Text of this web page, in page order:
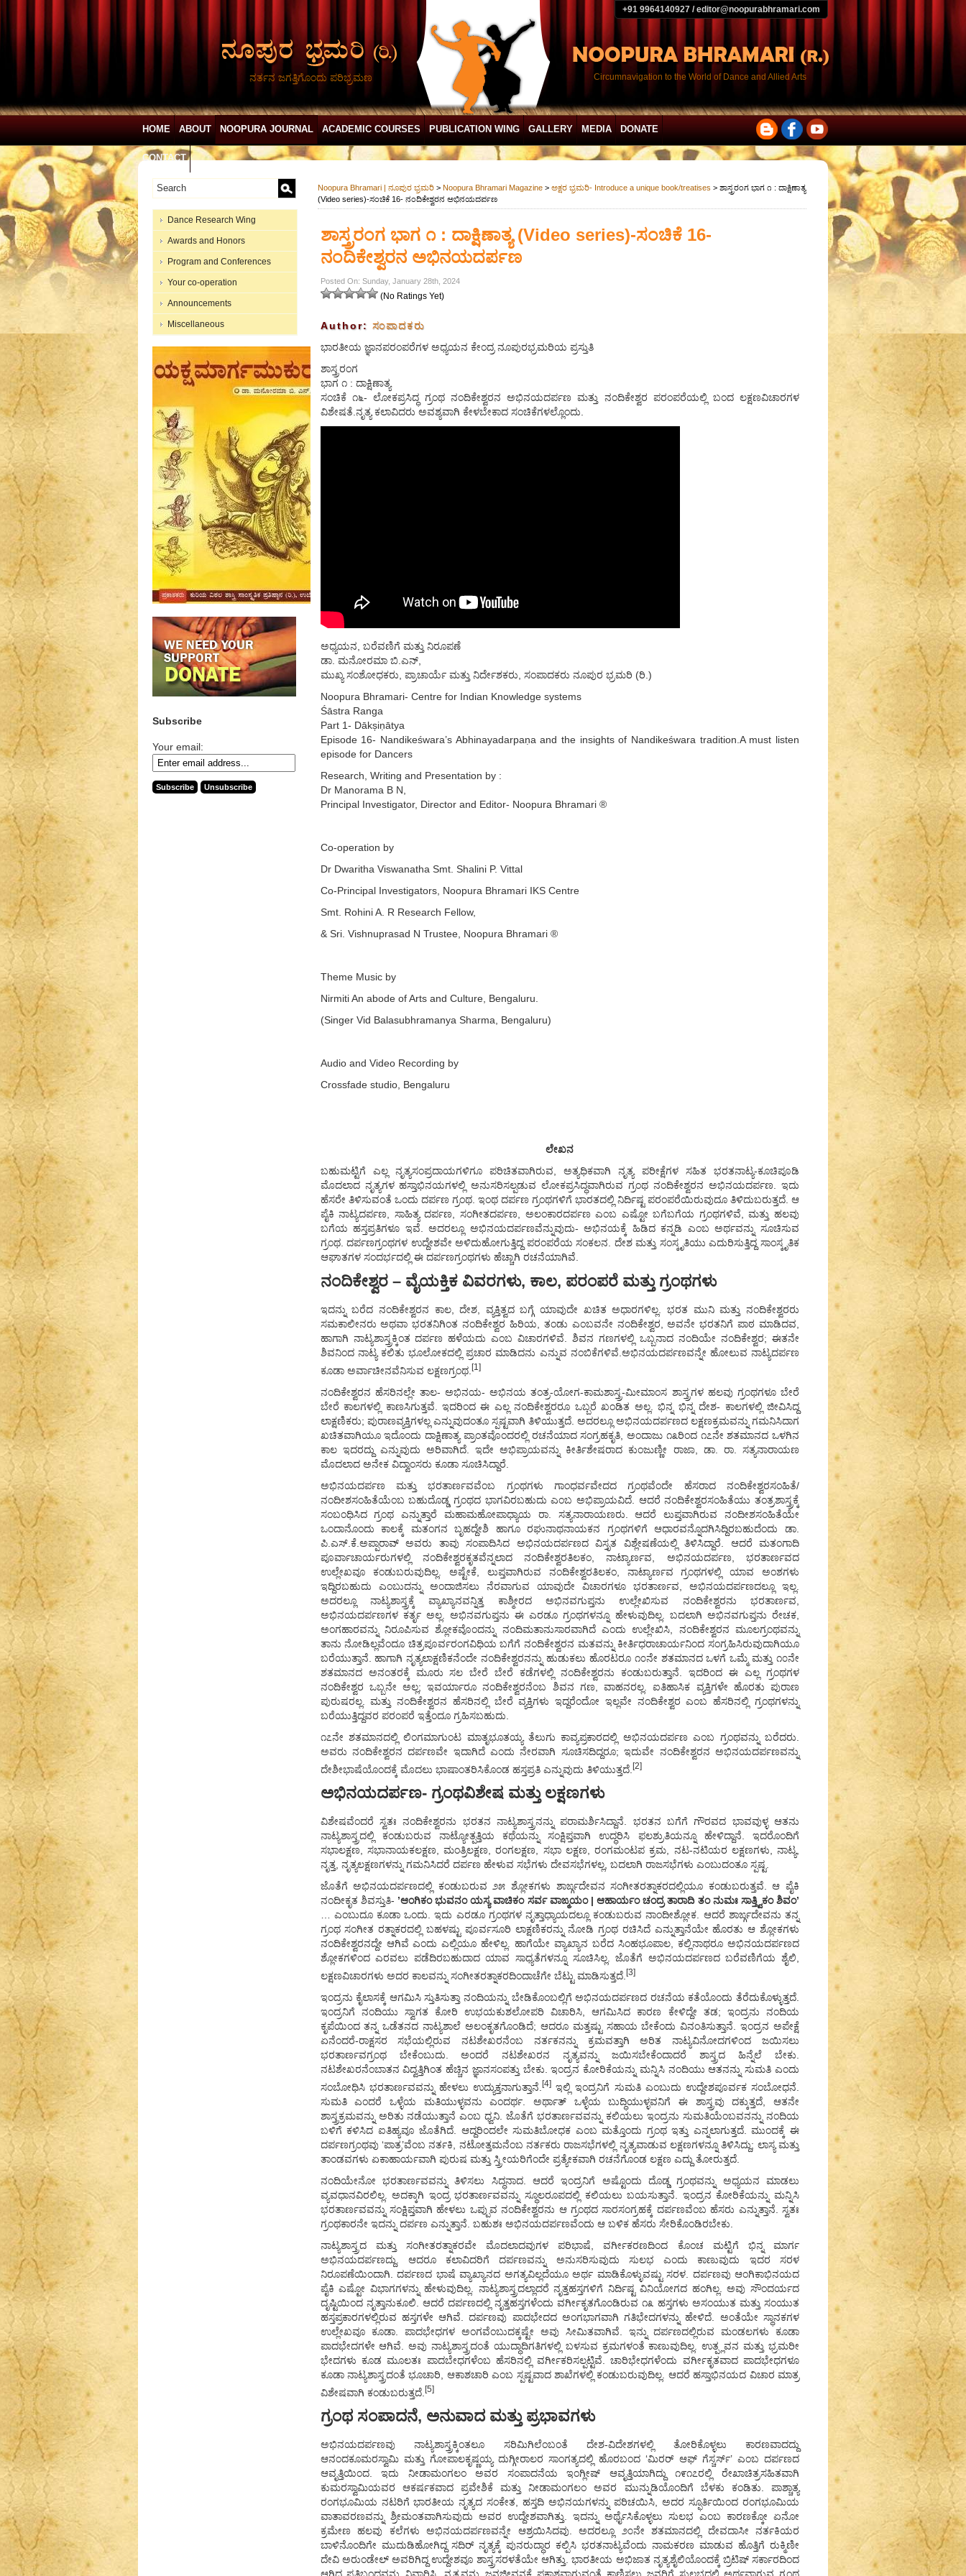
+91 9964140927 / editor@noopurabhramari.com
ನರ್ತನ ಜಗತ್ತಿಗೊಂದು ಪರಿಭ್ರಮಣ Circumnavigation to the World of Dance and Allied Arts
HOME ABOUT NOOPURA JOURNAL ACADEMIC COURSES PUBLICATION WING GALLERY MEDIA DONATE
CONTACT
Dance Research Wing
Awards and Honors
Program and Conferences
Your co-operation
Announcements
Miscellaneous
Subscribe
Your email:
Noopura Bhramari | ನೂಪುರ ಭ್ರಮರಿ > Noopura Bhramari Magazine > ಅಕ್ಷರ ಭ್ರಮರಿ- Introduce a unique book/treatises > ಶಾಸ್ತ್ರರಂಗ ಭಾಗ ೧ : ದಾಕ್ಷಿಣಾತ್ಯ
(Video series)-ಸಂಚಿಕೆ 16- ನಂದಿಕೇಶ್ವರನ ಅಭಿನಯದರ್ಪಣ
ಶಾಸ್ತ್ರರಂಗ ಭಾಗ ೧ : ದಾಕ್ಷಿಣಾತ್ಯ (Video series)-ಸಂಚಿಕೆ 16-
ನಂದಿಕೇಶ್ವರನ ಅಭಿನಯದರ್ಪಣ
Posted On: Sunday, January 28th, 2024
(No Ratings Yet)
Author: ಸಂಪಾದಕರು
ಭಾರತೀಯ ಜ್ಞಾನಪರಂಪರೆಗಳ ಅಧ್ಯಯನ ಕೇಂದ್ರ ನೂಪುರಭ್ರಮರಿಯ ಪ್ರಸ್ತುತಿ
ಶಾಸ್ತ್ರರಂಗ
ಭಾಗ ೧ : ದಾಕ್ಷಿಣಾತ್ಯ
ಸಂಚಿಕೆ ೧೬- ಲೋಕಪ್ರಸಿದ್ಧ ಗ್ರಂಥ ನಂದಿಕೇಶ್ವರನ ಅಭಿನಯದರ್ಪಣ ಮತ್ತು ನಂದಿಕೇಶ್ವರ ಪರಂಪರೆಯಲ್ಲಿ ಬಂದ ಲಕ್ಷಣವಿಚಾರಗಳ
ವಿಶೇಷತೆ.ನೃತ್ಯ ಕಲಾವಿದರು ಅವಶ್ಯವಾಗಿ ಕೇಳಬೇಕಾದ ಸಂಚಿಕೆಗಳಲ್ಲೊಂದು.
ಅಧ್ಯಯನ, ಬರೆವಣಿಗೆ ಮತ್ತು ನಿರೂಪಣೆ
ಡಾ. ಮನೋರಮಾ ಬಿ.ಎನ್,
ಮುಖ್ಯ ಸಂಶೋಧಕರು, ಪ್ರಾಚಾರ್ಯೆ ಮತ್ತು ನಿರ್ದೇಶಕರು, ಸಂಪಾದಕರು ನೂಪುರ ಭ್ರಮರಿ (ರಿ.)
Noopura Bhramari- Centre for Indian Knowledge systems
Śāstra Ranga
Part 1- Dākșiṇātya
Episode 16- Nandikeśwara’s Abhinayadarpaṇa and the insights of Nandikeśwara tradition.A must listen
episode for Dancers
Research, Writing and Presentation by :
Dr Manorama B N,
Principal Investigator, Director and Editor- Noopura Bhramari ®
Co-operation by
Dr Dwaritha Viswanatha Smt. Shalini P. Vittal
Co-Principal Investigators, Noopura Bhramari IKS Centre
Smt. Rohini A. R Research Fellow,
& Sri. Vishnuprasad N Trustee, Noopura Bhramari ®
Theme Music by
Nirmiti An abode of Arts and Culture, Bengaluru.
(Singer Vid Balasubhramanya Sharma, Bengaluru)
Audio and Video Recording by
Crossfade studio, Bengaluru
ಲೇಖನ
ಬಹುಮಟ್ಟಿಗೆ ಎಲ್ಲ ನೃತ್ಯಸಂಪ್ರದಾಯಗಳಿಗೂ ಪರಿಚಿತವಾಗಿರುವ, ಅತ್ಯಧಿಕವಾಗಿ ನೃತ್ಯ ಪರೀಕ್ಷೆಗಳ ಸಹಿತ ಭರತನಾಟ್ಯ-ಕೂಚಿಪೂಡಿ
ಮೊದಲಾದ ನೃತ್ಯಗಳ ಹಸ್ತಾಭಿನಯಗಳಲ್ಲಿ ಅನುಸರಿಸಲ್ಪಡುವ ಲೋಕಪ್ರಸಿದ್ಧವಾಗಿರುವ ಗ್ರಂಥ ನಂದಿಕೇಶ್ವರನ ಅಭಿನಯದರ್ಪಣ. ಇದು
ಹೆಸರೇ ತಿಳಿಸುವಂತೆ ಒಂದು ದರ್ಪಣ ಗ್ರಂಥ. ಇಂಥ ದರ್ಪಣ ಗ್ರಂಥಗಳಿಗೆ ಭಾರತದಲ್ಲಿ ನಿರ್ದಿಷ್ಟ ಪರಂಪರೆಯಿರುವುದೂ ತಿಳಿದುಬರುತ್ತದೆ. ಆ
ಪೈಕಿ ನಾಟ್ಯದರ್ಪಣ, ಸಾಹಿತ್ಯ ದರ್ಪಣ, ಸಂಗೀತದರ್ಪಣ, ಅಲಂಕಾರದರ್ಪಣ ಎಂಬ ಎಷ್ಟೋ ಬಗೆಬಗೆಯ ಗ್ರಂಥಗಳಿವೆ, ಮತ್ತು ಹಲವು
ಬಗೆಯ ಹಸ್ತಪ್ರತಿಗಳೂ ಇವೆ. ಅದರಲ್ಲೂ ಅಭಿನಯದರ್ಪಣವೆನ್ನುವುದು- ಅಭಿನಯಕ್ಕೆ ಹಿಡಿದ ಕನ್ನಡಿ ಎಂಬ ಅರ್ಥವನ್ನು ಸೂಚಿಸುವ
ಗ್ರಂಥ. ದರ್ಪಣಗ್ರಂಥಗಳ ಉದ್ದೇಶವೇ ಅಳಿದುಹೋಗುತ್ತಿದ್ದ ಪರಂಪರೆಯ ಸಂಕಲನ. ದೇಶ ಮತ್ತು ಸಂಸ್ಕೃತಿಯು ಎದುರಿಸುತ್ತಿದ್ದ ಸಾಂಸ್ಕೃತಿಕ
ಆಘಾತಗಳ ಸಂದರ್ಭದಲ್ಲಿ ಈ ದರ್ಪಣಗ್ರಂಥಗಳು ಹೆಚ್ಚಾಗಿ ರಚನೆಯಾಗಿವೆ.
ನಂದಿಕೇಶ್ವರ – ವೈಯಕ್ತಿಕ ವಿವರಗಳು, ಕಾಲ, ಪರಂಪರೆ ಮತ್ತು ಗ್ರಂಥಗಳು
ಇದನ್ನು ಬರೆದ ನಂದಿಕೇಶ್ವರನ ಕಾಲ, ದೇಶ, ವ್ಯಕ್ತಿತ್ವದ ಬಗ್ಗೆ ಯಾವುದೇ ಖಚಿತ ಅಧಾರಗಳಿಲ್ಲ. ಭರತ ಮುನಿ ಮತ್ತು ನಂದಿಕೇಶ್ವರರು
ಸಮಕಾಲೀನರು ಅಥವಾ ಭರತನಿಗಿಂತ ನಂದಿಕೇಶ್ವರ ಹಿರಿಯ, ತಂಡು ಎಂಬವನೇ ನಂದಿಕೇಶ್ವರ, ಅವನೇ ಭರತನಿಗೆ ಪಾಠ ಮಾಡಿದವ,
ಹಾಗಾಗಿ ನಾಟ್ಯಶಾಸ್ತ್ರಕ್ಕಿಂತ ದರ್ಪಣ ಹಳೆಯದು ಎಂಬ ವಿಚಾರಗಳಿವೆ. ಶಿವನ ಗಣಗಳಲ್ಲಿ ಒಬ್ಬನಾದ ನಂದಿಯೇ ನಂದಿಕೇಶ್ವರ; ಈತನೇ
ಶಿವನಿಂದ ನಾಟ್ಯ ಕಲಿತು ಭೂಲೋಕದಲ್ಲಿ ಪ್ರಚಾರ ಮಾಡಿದನು ಎನ್ನುವ ನಂಬಿಕೆಗಳಿವೆ.ಅಭಿನಯದರ್ಪಣವನ್ನೇ ಹೋಲುವ ನಾಟ್ಯದರ್ಪಣ
ಕೂಡಾ ಅರ್ವಾಚೀನವೆನಿಸುವ ಲಕ್ಷಣಗ್ರಂಥ. [1]
ನಂದಿಕೇಶ್ವರನ ಹೆಸರಿನಲ್ಲೇ ತಾಲ- ಅಭಿನಯ- ಅಭಿನಯ ತಂತ್ರ-ಯೋಗ-ಕಾಮಶಾಸ್ತ್ರ-ಮೀಮಾಂಸ ಶಾಸ್ತ್ರಗಳ ಹಲವು ಗ್ರಂಥಗಳೂ ಬೇರೆ
ಬೇರೆ ಕಾಲಗಳಲ್ಲಿ ಕಾಣಸಿಗುತ್ತವೆ. ಇದರಿಂದ ಈ ಎಲ್ಲ ನಂದಿಕೇಶ್ವರರೂ ಒಬ್ಬರೆ ಖಂಡಿತ ಅಲ್ಲ. ಭಿನ್ನ ಭಿನ್ನ ದೇಶ- ಕಾಲಗಳಲ್ಲಿ ಜೀವಿಸಿದ್ದ
ಲಾಕ್ಷಣಿಕರು; ಪುರಾಣವ್ಯಕ್ತಿಗಳಲ್ಲ ಎನ್ನುವುದಂತೂ ಸ್ಪಷ್ಟವಾಗಿ ತಿಳಿಯುತ್ತದೆ. ಅದರಲ್ಲೂ ಅಭಿನಯದರ್ಪಣದ ಲಕ್ಷಣಕ್ರಮವನ್ನು ಗಮನಿಸಿದಾಗ
ಖಚಿತವಾಗಿಯೂ ಇದೊಂದು ದಾಕ್ಷಿಣಾತ್ಯ ಪ್ರಾಂತವೊಂದರಲ್ಲಿ ರಚನೆಯಾದ ಸಂಗ್ರಹಕೃತಿ, ಅಂದಾಜು ೧೩ರಿಂದ ೧೭ನೇ ಶತಮಾನದ ಒಳಗಿನ
ಕಾಲ ಇದರದ್ದು ಎನ್ನುವುದು ಅರಿವಾಗಿದೆ. ಇದೇ ಅಭಿಪ್ರಾಯವನ್ನು ಕೀರ್ತಿಶೇಷರಾದ ಕುಂಜುಣ್ಣೀ ರಾಜಾ, ಡಾ. ರಾ. ಸತ್ಯನಾರಾಯಣ
ಮೊದಲಾದ ಅನೇಕ ವಿದ್ವಾಂಸರು ಕೂಡಾ ಸೂಚಿಸಿದ್ದಾರೆ.
ಅಭಿನಯದರ್ಪಣ ಮತ್ತು ಭರತಾರ್ಣವವೆಂಬ ಗ್ರಂಥಗಳು ಗಾಂಧರ್ವವೇದದ ಗ್ರಂಥವೆಂದೇ ಹೆಸರಾದ ನಂದಿಕೇಶ್ವರಸಂಹಿತೆ/
ನಂದೀಶಸಂಹಿತೆಯೆಂಬ ಬಹುದೊಡ್ಡ ಗ್ರಂಥದ ಭಾಗವಿರಬಹುದು ಎಂಬ ಅಭಿಪ್ರಾಯವಿದೆ. ಆದರೆ ನಂದಿಕೇಶ್ವರಸಂಹಿತೆಯು ತಂತ್ರಶಾಸ್ತ್ರಕ್ಕೆ
ಸಂಬಂಧಿಸಿದ ಗ್ರಂಥ ಎನ್ನುತ್ತಾರೆ ಮಹಾಮಹೋಪಾಧ್ಯಾಯ ರಾ. ಸತ್ಯನಾರಾಯಣರು. ಆದರೆ ಲುಪ್ತವಾಗಿರುವ ನಂದೀಶಸಂಹಿತೆಯೇ
ಒಂದಾನೊಂದು ಕಾಲಕ್ಕೆ ಮತಂಗನ ಬೃಹದ್ದೇಶಿ ಹಾಗೂ ರಘುನಾಥನಾಯಕನ ಗ್ರಂಥಗಳಿಗೆ ಆಧಾರವನ್ನೊದಗಿಸಿದ್ದಿರಬಹುದೆಂದು ಡಾ.
ಪಿ.ಎಸ್.ಕೆ.ಅಪ್ಪಾರಾವ್ ಅವರು ತಾವು ಸಂಪಾದಿಸಿದ ಅಭಿನಯದರ್ಪಣದ ವಿಸ್ತೃತ ವಿಶ್ಲೇಷಣೆಯಲ್ಲಿ ತಿಳಿಸಿದ್ದಾರೆ. ಆದರೆ ಮತಂಗಾದಿ
ಪೂರ್ವಾಚಾರ್ಯರುಗಳಲ್ಲಿ ನಂದಿಕೇಶ್ವರಕೃತವೆನ್ನಲಾದ ನಂದಿಕೇಶ್ವರತಿಲಕಂ, ನಾಟ್ಯಾರ್ಣವ, ಅಭಿನಯದರ್ಪಣ, ಭರತಾರ್ಣವದ
ಉಲ್ಲೇಖವೂ ಕಂಡುಬರುವುದಿಲ್ಲ. ಅಷ್ಟೇಕೆ, ಲುಪ್ತವಾಗಿರುವ ನಂದಿಕೇಶ್ವರತಿಲಕಂ, ನಾಟ್ಯಾರ್ಣವ ಗ್ರಂಥಗಳಲ್ಲಿ ಯಾವ ಅಂಶಗಳು
ಇದ್ದಿರಬಹುದು ಎಂಬುದನ್ನು ಅಂದಾಜಿಸಲು ನೆರವಾಗುವ ಯಾವುದೇ ವಿಚಾರಗಳೂ ಭರತಾರ್ಣವ, ಅಭಿನಯದರ್ಪಣದಲ್ಲೂ ಇಲ್ಲ.
ಅದರಲ್ಲೂ ನಾಟ್ಯಶಾಸ್ತ್ರಕ್ಕೆ ವ್ಯಾಖ್ಯಾನವನ್ನಿತ್ತ ಕಾಶ್ಮೀರದ ಅಭಿನವಗುಪ್ತನು ಉಲ್ಲೇಖಿಸುವ ನಂದಿಕೇಶ್ವರನು ಭರತಾರ್ಣವ,
ಅಭಿನಯದರ್ಪಣಗಳ ಕರ್ತೃ ಅಲ್ಲ. ಅಭಿನವಗುಪ್ತನು ಈ ಎರಡೂ ಗ್ರಂಥಗಳನ್ನೂ ಹೇಳುವುದಿಲ್ಲ. ಬದಲಾಗಿ ಅಭಿನವಗುಪ್ತನು ರೇಚಕ,
ಅಂಗಹಾರವನ್ನು ನಿರೂಪಿಸುವ ಶ್ಲೋಕವೊಂದನ್ನು ನಂದಿಮತಾನುಸಾರವಾಗಿದೆ ಎಂದು ಉಲ್ಲೇಖಿಸಿ, ನಂದಿಕೇಶ್ವರನ ಮೂಲಗ್ರಂಥವನ್ನು
ತಾನು ನೋಡಿಲ್ಲವೆಂದೂ ಚಿತ್ರಪೂರ್ವರಂಗವಿಧಿಯ ಬಗೆಗೆ ನಂದಿಕೇಶ್ವರನ ಮತವನ್ನು ಕೀರ್ತಿಧರಾಚಾರ್ಯನಿಂದ ಸಂಗ್ರಹಿಸಿರುವುದಾಗಿಯೂ
ಬರೆಯುತ್ತಾನೆ. ಹಾಗಾಗಿ ನೃತ್ಯಲಾಕ್ಷಣಿಕನೆಂದೇ ನಂದಿಕೇಶ್ವರನನ್ನು ಹುಡುಕಲು ಹೊರಟರೂ ೧೦ನೇ ಶತಮಾನದ ಒಳಗೆ ಒಮ್ಮೆ ಮತ್ತು ೧೦ನೇ
ಶತಮಾನದ ಅನಂತರಕ್ಕೆ ಮೂರು ಸಲ ಬೇರೆ ಬೇರೆ ಕಡೆಗಳಲ್ಲಿ ನಂದಿಕೇಶ್ವರನು ಕಂಡುಬರುತ್ತಾನೆ. ಇದರಿಂದ ಈ ಎಲ್ಲ ಗ್ರಂಥಗಳ
ನಂದಿಕೇಶ್ವರ ಒಬ್ಬನೇ ಅಲ್ಲ; ಇವರ್ಯಾರೂ ನಂದಿಕೇಶ್ವರನೆಂಬ ಶಿವನ ಗಣ, ವಾಹನರಲ್ಲ. ಐತಿಹಾಸಿಕ ವ್ಯಕ್ತಿಗಳೇ ಹೊರತು ಪುರಾಣ
ಪುರುಷರಲ್ಲ. ಮತ್ತು ನಂದಿಕೇಶ್ವರನ ಹೆಸರಿನಲ್ಲಿ ಬೇರೆ ವ್ಯಕ್ತಿಗಳು ಇದ್ದರೆಂದೋ ಇಲ್ಲವೇ ನಂದಿಕೇಶ್ವರ ಎಂಬ ಹೆಸರಿನಲ್ಲಿ ಗ್ರಂಥಗಳನ್ನು
ಬರೆಯುತ್ತಿದ್ದವರ ಪರಂಪರೆ ಇತ್ತೆಂದೂ ಗ್ರಹಿಸಬಹುದು.
೧೭ನೇ ಶತಮಾನದಲ್ಲಿ ಲಿಂಗಮಾಗುಂಟ ಮಾತೃಭೂತಯ್ಯ ತೆಲುಗು ಕಾವ್ಯಪ್ರಕಾರದಲ್ಲಿ ಅಭಿನಯದರ್ಪಣ ಎಂಬ ಗ್ರಂಥವನ್ನು ಬರೆದರು.
ಅವರು ನಂದಿಕೇಶ್ವರನ ದರ್ಪಣವೇ ಇದಾಗಿದೆ ಎಂದು ನೇರವಾಗಿ ಸೂಚಿಸದಿದ್ದರೂ; ಇದುವೇ ನಂದಿಕೇಶ್ವರನ ಅಭಿನಯದರ್ಪಣವನ್ನು
ದೇಶೀಭಾಷೆಯೊಂದಕ್ಕೆ ಮೊದಲು ಭಾಷಾಂತರಿಸಿಕೊಂಡ ಹಸ್ತಪ್ರತಿ ಎನ್ನುವುದು ತಿಳಿಯುತ್ತದೆ. [2]
ಅಭಿನಯದರ್ಪಣ- ಗ್ರಂಥವಿಶೇಷ ಮತ್ತು ಲಕ್ಷಣಗಳು
ವಿಶೇಷವೆಂದರೆ ಸ್ವತಃ ನಂದಿಕೇಶ್ವರನು ಭರತನ ನಾಟ್ಯಶಾಸ್ತ್ರನನ್ನು ಪರಾಮರ್ಶಿಸಿದ್ದಾನೆ. ಭರತನ ಬಗೆಗೆ ಗೌರವದ ಭಾವವುಳ್ಳ ಆತನು
ನಾಟ್ಯಶಾಸ್ತ್ರದಲ್ಲಿ ಕಂಡುಬರುವ ನಾಟ್ಯೋತ್ಪತ್ತಿಯ ಕಥೆಯನ್ನು ಸಂಕ್ಷಿಪ್ತವಾಗಿ ಉದ್ಧರಿಸಿ ಫಲಶ್ರುತಿಯನ್ನೂ ಹೇಳಿದ್ದಾನೆ. ಇದರೊಂದಿಗೆ
ಸಭಾಲಕ್ಷಣ, ಸಭಾನಾಯಕಲಕ್ಷಣ, ಮಂತ್ರಿಲಕ್ಷಣ, ರಂಗಲಕ್ಷಣ, ಸಭಾ ಲಕ್ಷಣ, ರಂಗಮಂಟಪ ಕ್ರಮ, ನಟ-ನಟಿಯರ ಲಕ್ಷಣಗಳು, ನಾಟ್ಯ,
ನೃತ್ತ, ನೃತ್ಯಲಕ್ಷಣಗಳನ್ನು ಗಮನಿಸಿದರೆ ದರ್ಪಣ ಹೇಳುವ ಸಭೆಗಳು ದೇವಸಭೆಗಳಲ್ಲ, ಬದಲಾಗಿ ರಾಜಸಭೆಗಳು ಎಂಬುದಂತೂ ಸ್ಪಷ್ಟ.
ಜೊತೆಗೆ ಅಭಿನಯದರ್ಪಣದಲ್ಲಿ ಕಂಡುಬರುವ ೨೫ ಶ್ಲೋಕಗಳು ಶಾರ್ಙ್ಗದೇವನ ಸಂಗೀತರತ್ನಾಕರದಲ್ಲಿಯೂ ಕಂಡುಬರುತ್ತವೆ. ಆ ಪೈಕಿ
ನಂದೀಕೃತ ಶಿವಸ್ತುತಿ- ’ಆಂಗಿಕಂ ಭುವನಂ ಯಸ್ಯ ವಾಚಿಕಂ ಸರ್ವ ವಾಙ್ಮಯಂ | ಆಹಾರ್ಯಂ ಚಂದ್ರ ತಾರಾದಿ ತಂ ನುಮಃ ಸಾತ್ತ್ವಿಕಂ ಶಿವಂ’
… ಎಂಬುದೂ ಕೂಡಾ ಒಂದು. ಇದು ಎರಡೂ ಗ್ರಂಥಗಳ ನೃತ್ತಾಧ್ಯಾಯದಲ್ಲೂ ಕಂಡುಬರುವ ನಾಂದೀಶ್ಲೋಕ. ಆದರೆ ಶಾರ್ಙ್ಗದೇವನು ತನ್ನ
ಗ್ರಂಥ ಸಂಗೀತ ರತ್ನಾಕರದಲ್ಲಿ ಬಹಳಷ್ಟು ಪೂರ್ವಸೂರಿ ಲಾಕ್ಷಣಿಕರನ್ನು ನೋಡಿ ಗ್ರಂಥ ರಚಿಸಿದೆ ಎನ್ನುತ್ತಾನೆಯೇ ಹೊರತು ಆ ಶ್ಲೋಕಗಳು
ನಂದಿಕೇಶ್ವರನದ್ದೇ ಆಗಿವೆ ಎಂದು ಎಲ್ಲಿಯೂ ಹೇಳಿಲ್ಲ. ಹಾಗೆಯೇ ವ್ಯಾಖ್ಯಾನ ಬರೆದ ಸಿಂಹಭೂಪಾಲ, ಕಲ್ಲಿನಾಥರೂ ಅಭಿನಯದರ್ಪಣದ
ಶ್ಲೋಕಗಳಿಂದ ಎರವಲು ಪಡೆದಿರಬಹುದಾದ ಯಾವ ಸಾಧ್ಯತೆಗಳನ್ನೂ ಸೂಚಿಸಿಲ್ಲ. ಜೊತೆಗೆ ಅಭಿನಯದರ್ಪಣದ ಬರೆವಣಿಗೆಯ ಶೈಲಿ,
ಲಕ್ಷಣವಿಚಾರಗಳು ಅದರ ಕಾಲವನ್ನು ಸಂಗೀತರತ್ನಾಕರದಿಂದಾಚೆಗೇ ಬೆಟ್ಟು ಮಾಡಿಸುತ್ತದೆ. [3]
ಇಂದ್ರನು ಕೈಲಾಸಕ್ಕೆ ಆಗಮಿಸಿ ಸ್ತುತಿಸುತ್ತಾ ನಂದಿಯನ್ನು ಬೇಡಿಕೊಂಬಲ್ಲಿಗೆ ಅಭಿನಯದರ್ಪಣದ ರಚನೆಯ ಕತೆಯೊಂದು ತೆರೆದುಕೊಳ್ಳುತ್ತದೆ.
ಇಂದ್ರನಿಗೆ ನಂದಿಯು ಸ್ವಾಗತ ಕೋರಿ ಉಭಯಕುಶಲೋಪರಿ ವಿಚಾರಿಸಿ, ಆಗಮಿಸಿದ ಕಾರಣ ಕೇಳಿದ್ದೇ ತಡ; ಇಂದ್ರನು ನಂದಿಯ
ಕೃಪೆಯಿಂದ ತನ್ನ ಒಡೆತನದ ನಾಟ್ಯಶಾಲೆ ಅಲಂಕೃತಗೊಂಡಿದೆ; ಆದರೂ ಮತ್ತಷ್ಟು ಸಹಾಯ ಬೇಕೆಂದು ವಿನಂತಿಸುತ್ತಾನೆ. ಇಂದ್ರನ ಅಪೇಕ್ಷೆ
ಏನೆಂದರೆ-ರಾಕ್ಷಸರ ಸಭೆಯಲ್ಲಿರುವ ನಟಶೇಖರನೆಂಬ ನರ್ತಕನನ್ನು ಕ್ರಮವತ್ತಾಗಿ ಅರಿತ ನಾಟ್ಯವಿನೋದಗಳಿಂದ ಜಯಿಸಲು
ಭರತಾರ್ಣವಗ್ರಂಥ ಬೇಕೆಂಬುದು. ಅಂದರೆ ನಟಶೇಖರನ ನೃತ್ಯವನ್ನು ಜಯಿಸಬೇಕೆಂದಾದರೆ ಶಾಸ್ತ್ರದ ಹಿನ್ನೆಲೆ ಬೇಕು.
ನಟಶೇಖರನೆಂಬಾತನ ವಿದ್ವತ್ತಿಗಿಂತ ಹೆಚ್ಚಿನ ಜ್ಞಾನಸಂಪತ್ತು ಬೇಕು. ಇಂದ್ರನ ಕೋರಿಕೆಯನ್ನು ಮನ್ನಿಸಿ ನಂದಿಯು ಆತನನ್ನು ಸುಮತಿ ಎಂದು
ಸಂಬೋಧಿಸಿ ಭರತಾರ್ಣವವನ್ನು ಹೇಳಲು ಉದ್ಯುಕ್ತನಾಗುತ್ತಾನೆ.[4] ಇಲ್ಲಿ ಇಂದ್ರನಿಗೆ ಸುಮತಿ ಎಂಬುದು ಉದ್ದೇಶಪೂರ್ವಕ ಸಂಬೋಧನೆ.
ಸುಮತಿ ಎಂದರೆ ಒಳ್ಳೆಯ ಮತಿಯುಳ್ಳವನು ಎಂದರ್ಥ. ಅರ್ಥಾತ್ ಒಳ್ಳೆಯ ಬುದ್ಧಿಯುಳ್ಳವನಿಗೆ ಈ ಶಾಸ್ತ್ರವು ದಕ್ಕುತ್ತದೆ, ಆತನೇ
ಶಾಸ್ತ್ರಕ್ರಮವನ್ನು ಅರಿತು ನಡೆಯುತ್ತಾನೆ ಎಂಬ ಧ್ವನಿ. ಜೊತೆಗೆ ಭರತಾರ್ಣವವನ್ನು ಕಲಿಯಲು ಇಂದ್ರನು ಸುಮತಿಯೆಂಬವನನ್ನು ನಂದಿಯ
ಬಳಿಗೆ ಕಳಿಸಿದ ಐತಿಹ್ಯವೂ ಜೊತೆಗಿದೆ. ಆದ್ದರಿಂದಲೇ ಸುಮತಿಬೋಧಕ ಎಂಬ ಮತ್ತೊಂದು ಗ್ರಂಥ ಇತ್ತು ಎನ್ನಲಾಗುತ್ತದೆ. ಮುಂದಕ್ಕೆ ಈ
ದರ್ಪಣಗ್ರಂಥವು ‘ಪಾತ್ರ’ವೆಂಬ ನರ್ತಕಿ, ನಟೋತ್ತಮನೆಂಬ ನರ್ತಕರು ರಾಜಸಭೆಗಳಲ್ಲಿ ನೃತ್ಯವಾಡುವ ಲಕ್ಷಣಗಳನ್ನೂ ತಿಳಿಸಿದ್ದು; ಲಾಸ್ಯ ಮತ್ತು
ತಾಂಡವಗಳು ಏಕಾಹಾರ್ಯವಾಗಿ ಪುರುಷ ಮತ್ತು ಸ್ತ್ರೀಯರಿಗೆಂದೇ ಪ್ರತ್ಯೇಕವಾಗಿ ರಚನೆಗೊಂಡ ಲಕ್ಷಣ ಎದ್ದು ತೋರುತ್ತದೆ.
ನಂದಿಯೇನೋ ಭರತಾರ್ಣವವನ್ನು ತಿಳಿಸಲು ಸಿದ್ಧನಾದ. ಆದರೆ ಇಂದ್ರನಿಗೆ ಅಷ್ಟೊಂದು ದೊಡ್ಡ ಗ್ರಂಥವನ್ನು ಅಧ್ಯಯನ ಮಾಡಲು
ವ್ಯವಧಾನವಿರಲಿಲ್ಲ. ಅದಕ್ಕಾಗಿ ಇಂದ್ರ ಭರತಾರ್ಣವವನ್ನು ಸ್ಥೂಲರೂಪದಲ್ಲಿ ಕಲಿಯಲು ಬಯಸುತ್ತಾನೆ. ಇಂದ್ರನ ಕೋರಿಕೆಯನ್ನು ಮನ್ನಿಸಿ
ಭರತಾರ್ಣವವನ್ನು ಸಂಕ್ಷಿಪ್ತವಾಗಿ ಹೇಳಲು ಒಪ್ಪುವ ನಂದಿಕೇಶ್ವರನು ಆ ಗ್ರಂಥದ ಸಾರಸಂಗ್ರಹಕ್ಕೆ ದರ್ಪಣವೆಂಬ ಹೆಸರು ಎನ್ನುತ್ತಾನೆ. ಸ್ವತಃ
ಗ್ರಂಥಕಾರನೇ ಇದನ್ನು ದರ್ಪಣ ಎನ್ನುತ್ತಾನೆ. ಬಹುಶಃ ಅಭಿನಯದರ್ಪಣವೆಂದು ಆ ಬಳಿಕ ಹೆಸರು ಸೇರಿಕೊಂಡಿರಬೇಕು.
ನಾಟ್ಯಶಾಸ್ತ್ರದ ಮತ್ತು ಸಂಗೀತರತ್ನಾಕರವೇ ಮೊದಲಾದವುಗಳ ಪರಿಭಾಷೆ, ವರ್ಗೀಕರಣದಿಂದ ಕೊಂಚ ಮಟ್ಟಿಗೆ ಭಿನ್ನ ಮಾರ್ಗ
ಅಭಿನಯದರ್ಪಣದ್ದು. ಆದರೂ ಕಲಾವಿದರಿಗೆ ದರ್ಪಣವನ್ನು ಅನುಸರಿಸುವುದು ಸುಲಭ ಎಂದು ಕಾಣುವುದು ಇದರ ಸರಳ
ನಿರೂಪಣೆಯಿಂದಾಗಿ. ದರ್ಪಣದ ಭಾಷೆ ವ್ಯಾಖ್ಯಾನದ ಅಗತ್ಯವಿಲ್ಲದೆಯೂ ಅರ್ಥ ಮಾಡಿಕೊಳ್ಳುವಷ್ಟು ಸರಳ. ದರ್ಪಣವು ಆಂಗಿಕಾಭಿನಯದ
ಪೈಕಿ ಎಷ್ಟೋ ವಿಭಾಗಗಳನ್ನು ಹೇಳುವುದಿಲ್ಲ. ನಾಟ್ಯಶಾಸ್ತ್ರದಲ್ಲಾದರೆ ನೃತ್ತಹಸ್ತಗಳಿಗೆ ನಿರ್ದಿಷ್ಟ ವಿನಿಯೋಗದ ಹಂಗಿಲ್ಲ. ಅವು ಸೌಂದರ್ಯದ
ದೃಷ್ಟಿಯಿಂದ ನೃತ್ತಾನುಕೂಲಿ. ಆದರೆ ದರ್ಪಣದಲ್ಲಿ ನೃತ್ತಹಸ್ತಗಳೆಂದು ವರ್ಗೀಕೃತಗೊಂಡಿರುವ ೧೩ ಹಸ್ತಗಳು ಅಸಂಯುತ ಮತ್ತು ಸಂಯುತ
ಹಸ್ತಪ್ರಕಾರಗಳಲ್ಲಿರುವ ಹಸ್ತಗಳೇ ಆಗಿವೆ. ದರ್ಪಣವು ಪಾದಭೇದದ ಅಂಗಭಾಗವಾಗಿ ಗತಿಭೇದಗಳನ್ನು ಹೇಳಿದೆ. ಅಂತೆಯೇ ಸ್ಥಾನಕಗಳ
ಉಲ್ಲೇಖವೂ ಕೂಡಾ. ಪಾದಭೇಧಗಳ ಅಂಗವೆಂಬುದಕ್ಕಷ್ಟೇ ಅವು ಸೀಮಿತವಾಗಿವೆ. ಇನ್ನು ದರ್ಪಣದಲ್ಲಿರುವ ಮಂಡಲಗಳು ಕೂಡಾ
ಪಾದಭೇದಗಳೇ ಆಗಿವೆ. ಅವು ನಾಟ್ಯಶಾಸ್ತ್ರದಂತೆ ಯುದ್ಧಾದಿಗತಿಗಳಲ್ಲಿ ಬಳಸುವ ಕ್ರಮಗಳಂತೆ ಕಾಣುವುದಿಲ್ಲ. ಉತ್ಪ್ಲವನ ಮತ್ತು ಭ್ರಮರೀ
ಭೇದಗಳು ಕೂಡ ಮೂಲತಃ ಪಾದಬೇಧಗಳೆಂಬ ಹೆಸರಿನಲ್ಲಿ ವರ್ಗೀಕರಿಸಲ್ಪಟ್ಟಿವೆ. ಚಾರಿಭೇಧಗಳೆಂದು ವರ್ಗೀಕೃತವಾದ ಪಾದಭೇಧಗಳೂ
ಕೂಡಾ ನಾಟ್ಯಶಾಸ್ತ್ರದಂತೆ ಭೂಚಾರಿ, ಆಕಾಶಚಾರಿ ಎಂಬ ಸ್ಪಷ್ಟವಾದ ಶಾಖೆಗಳಲ್ಲಿ ಕಂಡುಬರುವುದಿಲ್ಲ. ಆದರೆ ಹಸ್ತಾಭಿನಯದ ವಿಚಾರ ಮಾತ್ರ
ವಿಶೇಷವಾಗಿ ಕಂಡುಬರುತ್ತದೆ. [5]
ಗ್ರಂಥ ಸಂಪಾದನೆ, ಅನುವಾದ ಮತ್ತು ಪ್ರಭಾವಗಳು
ಅಭಿನಯದರ್ಪಣವು ನಾಟ್ಯಶಾಸ್ತ್ರಕ್ಕಿಂತಲೂ ಸರಿಮಿಗಿಲೆಂಬಂತೆ ದೇಶ-ವಿದೇಶಗಳಲ್ಲಿ ತೋರಿಕೊಳ್ಳಲು ಕಾರಣವಾದದ್ದು
ಆನಂದಕೂಮರಸ್ವಾಮಿ ಮತ್ತು ಗೋಪಾಲಕೃಷ್ಣಯ್ಯ ದುಗ್ಗೀರಾಲರ ಸಾಂಗತ್ಯದಲ್ಲಿ ಹೊರಬಂದ ‘ಮಿರರ್ ಆಫ್ ಗೆಸ್ಚರ್ಸ್’ ಎಂಬ ದರ್ಪಣದ
ಆವೃತ್ತಿಯಿಂದ. ಇದು ನೀಡಾಮಂಗಲಂ ಅವರ ಸಂಪಾದನೆಯ ಇಂಗ್ಲೀಷ್ ಆವೃತ್ತಿಯಾಗಿದ್ದು ೧೯೧೭ರಲ್ಲಿ ರೇಖಾಚಿತ್ರಸಹಿತವಾಗಿ
ಕುಮರಸ್ವಾಮಿಯವರ ಆಕರ್ಷಕವಾದ ಪ್ರವೇಶಿಕೆ ಮತ್ತು ನೀಡಾಮಂಗಲಂ ಅವರ ಮುನ್ನುಡಿಯೊಂದಿಗೆ ಬೆಳಕು ಕಂಡಿತು. ಪಾಶ್ಚಾತ್ಯ
ರಂಗಭೂಮಿಯ ನಟರಿಗೆ ಭಾರತೀಯ ನೃತ್ಯದ ಸಂಕೇತ, ಹಸ್ತದಿ ಅಭಿನಯಗಳನ್ನು ಪರಿಚಯಿಸಿ, ಅದರ ಸ್ಫೂರ್ತಿಯಿಂದ ರಂಗಭೂಮಿಯ
ವಾತಾವರಣವನ್ನು ಶ್ರೀಮಂತವಾಗಿಸುವುದು ಅವರ ಉದ್ದೇಶವಾಗಿತ್ತು. ಇದನ್ನು ಅರ್ಥೈಸಿಕೊಳ್ಳಲು ಸುಲಭ ಎಂಬ ಕಾರಣಕ್ಕೋ ಏನೋ
ಕ್ರಮೇಣ ಹಲವು ಕಲೆಗಳು ಅಭಿನಯದರ್ಪಣವನ್ನೇ ಆಶ್ರಯಿಸಿದವು. ಅದರಲ್ಲೂ ೨೦ನೇ ಶತಮಾನದಲ್ಲಿ ದೇವದಾಸೀ ನರ್ತಕಿಯರ
ಬಾಳಿನೊಂದಿಗೇ ಮುದುಡಿಹೋಗಿದ್ದ ಸದಿರ್ ನೃತ್ಯಕ್ಕೆ ಪುನರುದ್ಧಾರ ಕಲ್ಪಿಸಿ ಭರತನಾಟ್ಯವೆಂದು ನಾಮಕರಣ ಮಾಡುವ ಹೊತ್ತಿಗೆ ರುಕ್ಮಿಣೀ
ದೇವಿ ಅರುಂಡೇಲ್ ಅವರಿಗಿದ್ದ ಉದ್ದೇಶವೂ ಶಾಸ್ತ್ರಸರಳತೆಯೇ ಆಗಿತ್ತು. ಭಾರತೀಯ ಅಭಿಜಾತ ನೃತ್ಯಶೈಲಿಯೊಂದಕ್ಕೆ ಬ್ರಿಟಿಷ್ ಸರ್ಕಾರದಿಂದ